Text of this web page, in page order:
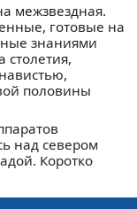
межзвездная.
готовые на
знаниями
половины
над севером
Коротко